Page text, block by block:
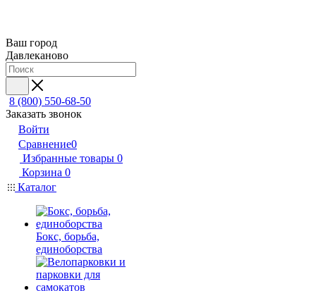
Ваш город
Давлеканово
8 (800) 550-68-50
Заказать звонок
Войти
Сравнение0
Избранные товары 0
Корзина 0
Каталог
Бокс, борьба,
единоборства